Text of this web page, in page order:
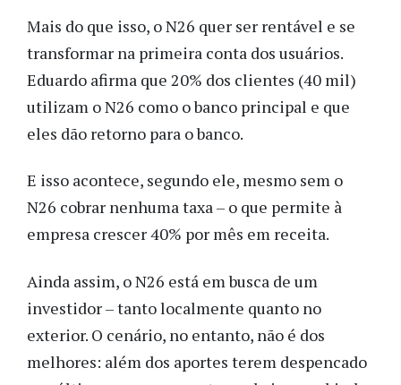
Mais do que isso, o N26 quer ser rentável e se
transformar na primeira conta dos usuários.
Eduardo afirma que 20% dos clientes (40 mil)
utilizam o N26 como o banco principal e que
eles dão retorno para o banco.
E isso acontece, segundo ele, mesmo sem o
N26 cobrar nenhuma taxa – o que permite à
empresa crescer 40% por mês em receita.
Ainda assim, o N26 está em busca de um
investidor – tanto localmente quanto no
exterior. O cenário, no entanto, não é dos
melhores: além dos aportes terem despencado